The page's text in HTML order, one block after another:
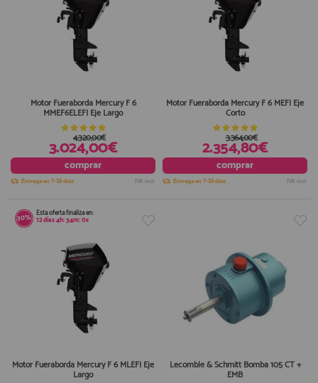
Motor Fueraborda Mercury F 6
MMEF6ELEFI Eje Largo
3.024,00€
4.320,00€
comprar
Entrega en 7-10 días IVA incl.
Motor Fueraborda Mercury F 6 MEFI Eje
Corto
2.354,80€
3.364,00€
comprar
Entrega en 7-10 días IVA incl.
30% Esta oferta finaliza en:
12días4h:34m:0s
Motor Fueraborda Mercury F 6 MLEFI Eje
Largo
Lecomble & Schmitt Bomba 105 CT +
EMB